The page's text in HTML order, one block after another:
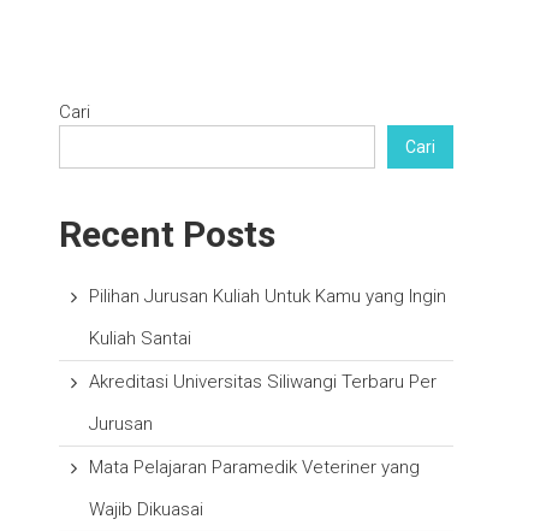
Cari
Cari
Recent Posts
Pilihan Jurusan Kuliah Untuk Kamu yang Ingin
Kuliah Santai
Akreditasi Universitas Siliwangi Terbaru Per
Jurusan
Mata Pelajaran Paramedik Veteriner yang
Wajib Dikuasai